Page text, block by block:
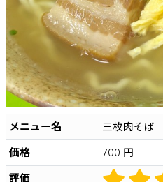
西原町 浦添市 那覇市 首里 与那原町
糸満市 宮古島 石垣島 大東
そば家情報を新規登録
沖縄そば
カテゴリから探す
沖縄そば 軟骨ソーキそば 本ソーキそ
創作そば その他
沖縄そば製麺所
イベント情報
メニュー名
三枚肉そば
価格
700 円
評価